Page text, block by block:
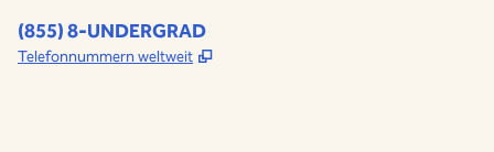
Telefon:
(855) 8-UNDERGRAD
Telefonnummern weltweit ,